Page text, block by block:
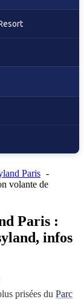
Paris
volante de
Paris :
infos
prisées du Parc